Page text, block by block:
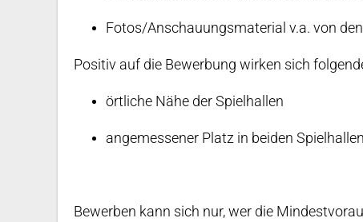
Fotos/Anschauungsmaterial v.a. von
Positiv auf die Bewerbung wirken sich
örtliche Nähe der Spielhallen
angemessener Platz in beiden
Bewerben kann sich nur, wer die